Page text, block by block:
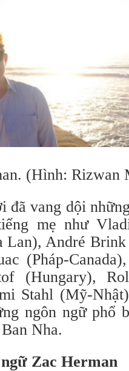
(Hình: Rizwan
đã vang dội
mẹ như
Lan), André
(Pháp-
(Hungary),
Stahl (Mỹ-
ngôn ngữ phổ
Nha.​
Zac Herman